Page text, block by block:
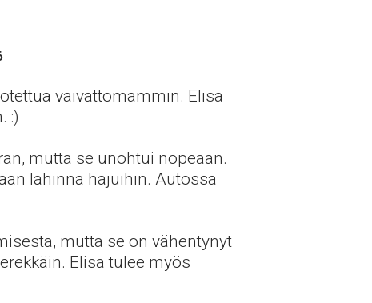
vaivattomammin. Elisa
:)
mutta se unohtui nopeaan.
lähinnä hajuihin. Autossa
mutta se on vähentynyt
Elisa tulee myös